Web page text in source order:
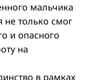
мальчика
только смог
и опасного
на
в рамках